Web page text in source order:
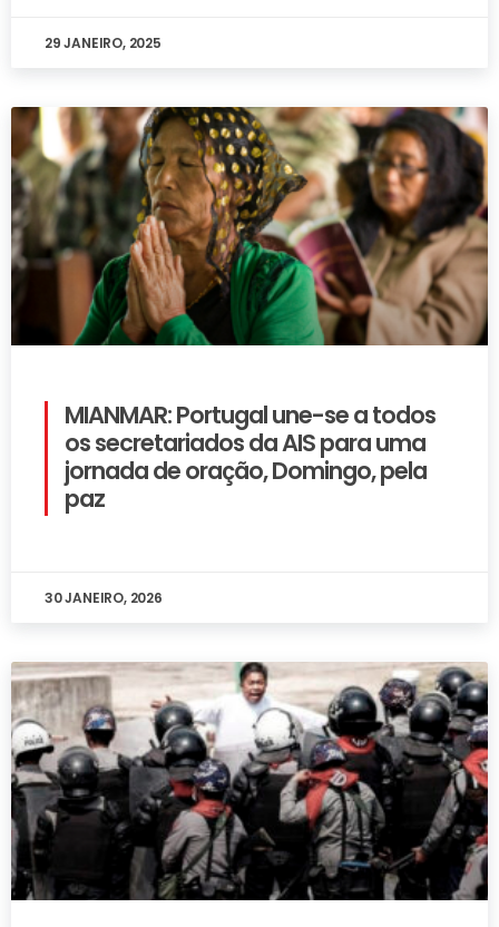
29 JANEIRO, 2025
MIANMAR: Portugal une-se a todos
os secretariados da AIS para uma
jornada de oração, Domingo, pela
paz
30 JANEIRO, 2026